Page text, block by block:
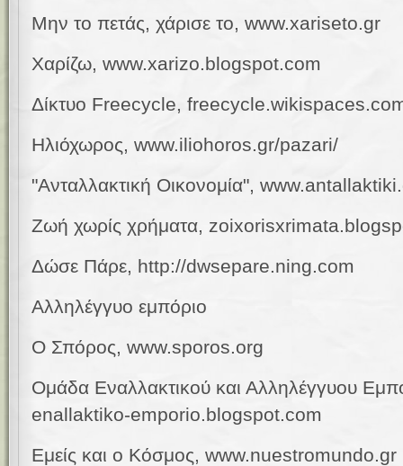
Μην το πετάς, χάρισε το, www.xariseto.gr
Χαρίζω, www.xarizo.blogspot.com
Δίκτυο Freecycle,
Ηλιόχωρος, www.iliohoros.gr/pazari/
"Ανταλλακτική Οικονομία",
Ζωή χωρίς χρήματα,
Δώσε Πάρε, http://dwsepare.ning.com
Αλληλέγγυο εμπόριο
Ο Σπόρος, www.sporos.org
Ομάδα Εναλλακτικού και Αλληλέγγυου
enallaktiko-emporio.blogspot.com
Εμείς και ο Κόσμος, www.nuestromundo.gr